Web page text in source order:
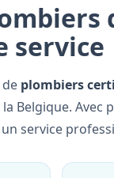
service
plombiers
Belgique. Avec
service